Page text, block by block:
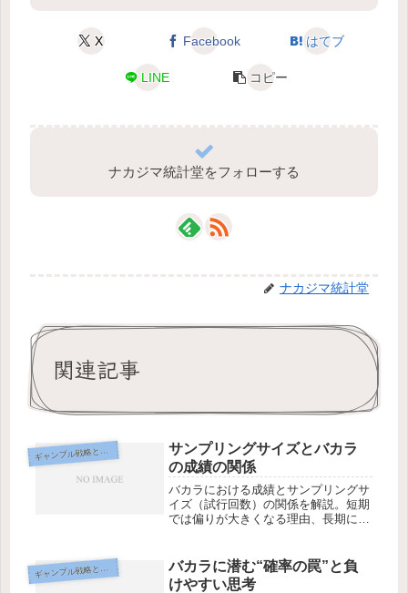
X Facebook はてブ
LINE コピー
ナカジマ統計堂をフォローする
ナカジマ統計堂
関連記事
ギ
ャンブル戦略と心理学
サンプリングサイズとバカラ
の成績の関係
バカラにおける成績とサンプリングサ
イズ（試行回数）の関係を解説。短期
では偏りが大きくなる理由、長期にな
ギ
ャンブル戦略と心理学
バカラに潜む“確率の罠”と負
けやすい思考